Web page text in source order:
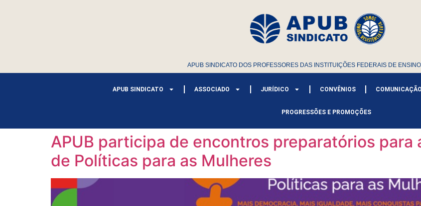
APUB SINDICATO DOS PROFESSORES DAS INSTITUIÇÕES FEDERAIS DE
APUB SINDICATO ASSOCIADO JURÍDICO CONVÊNIOS COMUNICAÇÃO
PROGRESSÕES E PROMOÇÕES
APUB participa de encontros preparatórios para
de Políticas para as Mulheres